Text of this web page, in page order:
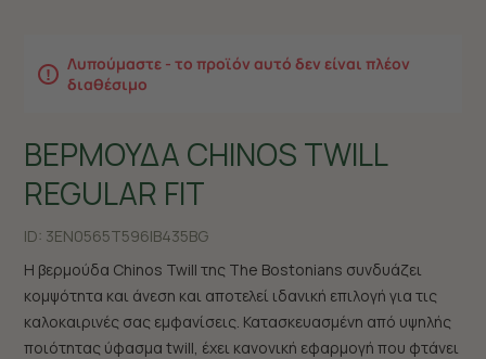
Λυπούμαστε - το προϊόν αυτό δεν είναι πλέον
διαθέσιμο
ΒΕΡΜΟΥΔΑ CHINOS TWILL
REGULAR FIT
ID: 3EN0565T596|B435BG
Η βερμούδα Chinos Twill της The Bostonians συνδυάζει
κομψότητα και άνεση και αποτελεί ιδανική επιλογή για τις
καλοκαιρινές σας εμφανίσεις. Κατασκευασμένη από υψηλής
ποιότητας ύφασμα twill, έχει κανονική εφαρμογή που φτάνει